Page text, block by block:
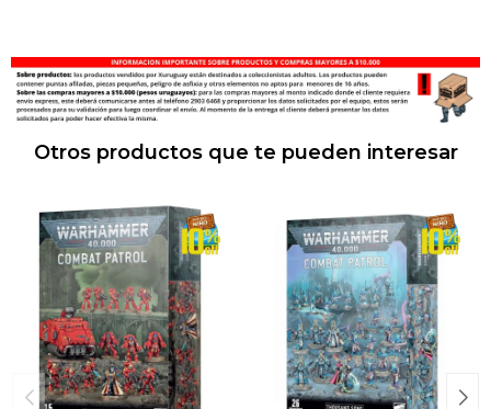
Otros productos que te pueden interesar